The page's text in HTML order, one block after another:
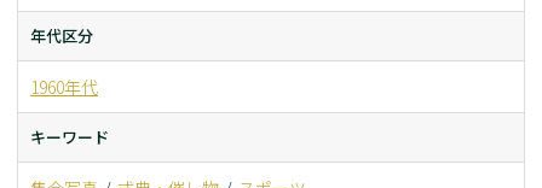
年代区分
1960年代
キーワード